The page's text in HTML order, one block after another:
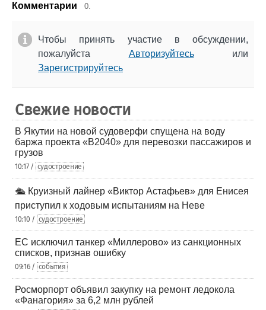
Комментарии 0.
Чтобы принять участие в обсуждении,
пожалуйста Авторизуйтесьили
Зарегистрируйтесь
Свежие новости
В Якутии на новой судоверфи спущена на воду
баржа проекта «В2040» для перевозки пассажиров и
грузов
10:17 / судостроение
🛳️ Круизный лайнер «Виктор Астафьев» для Енисея
приступил к ходовым испытаниям на Неве
10:10 / судостроение
ЕС исключил танкер «Миллерово» из санкционных
списков, признав ошибку
09:16 / события
Росморпорт объявил закупку на ремонт ледокола
«Фанагория» за 6,2 млн рублей